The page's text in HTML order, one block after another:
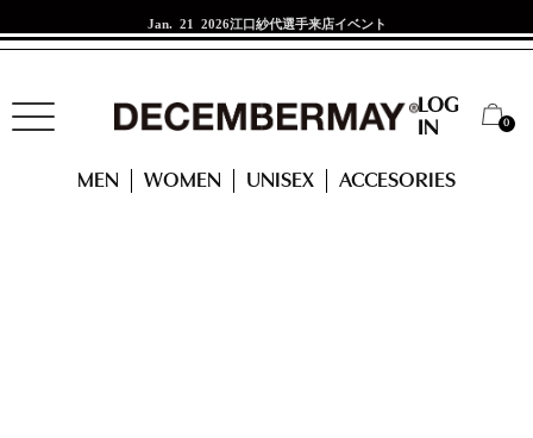
Jan. 21 2026江口紗代選手来店イベント
LOG
IN
0
MEN WOMEN UNISEX ACCESORIES
ACCESSORIES Livelimix print bucket hat/ UNISEX